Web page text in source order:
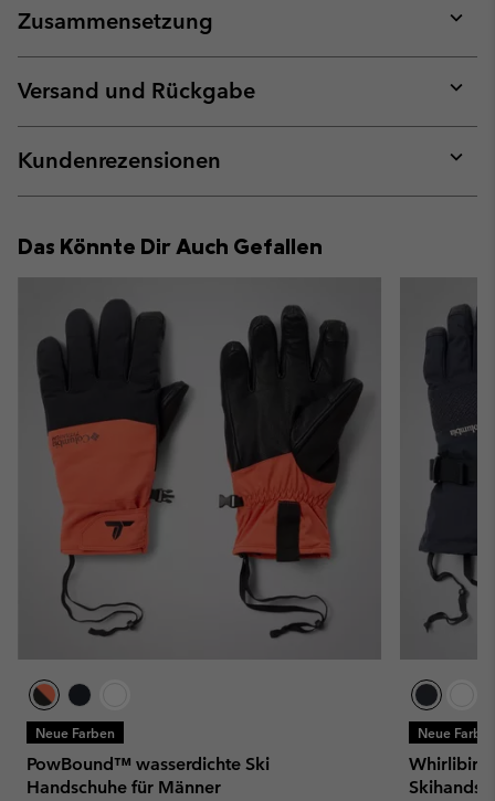
Zusammensetzung
or
Versand und Rückgabe
or
Kundenrezensionen
or
Das Könnte Dir Auch Gefallen
Neue Farben
PowBound™ wasserdichte Ski
Handschuhe für Männer
Neue